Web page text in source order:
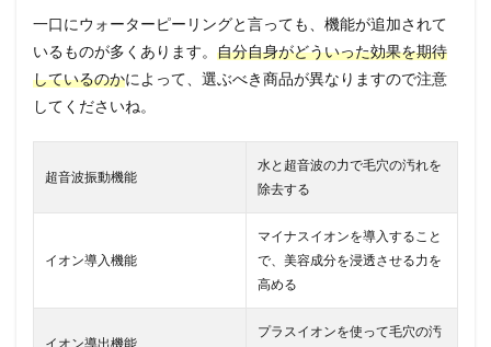
一口にウォーターピーリングと言っても、機能が追加されて
いるものが多くあります。 自分自身がどういった効果を期待
しているのかによって、選ぶべき商品が異なりますので注意
してくださいね。
超音波振動機能
水と超音波の力で毛穴の汚れを
除去する
イオン導入機能
マイナスイオンを導入すること
で、美容成分を浸透させる力を
高める
イオン導出機能
プラスイオンを使って毛穴の汚